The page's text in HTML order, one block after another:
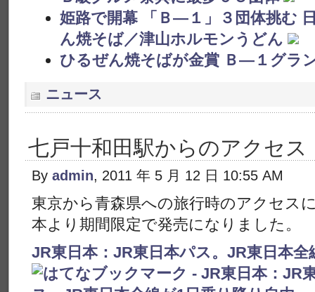
姫路で開幕 「Ｂ―１」３団体挑む
ん焼そば／津山ホルモンうどん
ひるぜん焼そばが金賞 Ｂ―１グラ
ニュース
七戸十和田駅からのアクセス
By admin, 2011 年 5 月 12 日 10:55 AM
東京から青森県への旅行時のアクセス
本より期間限定で発売になりました。
JR東日本：JR東日本パス。JR東日本